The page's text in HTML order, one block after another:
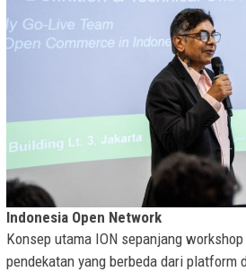
Indonesia Open Network
Konsep utama ION sepanjang
pendekatan yang berbeda dari platform